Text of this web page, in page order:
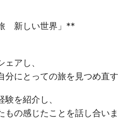
新しい世界」**
アし、
にとっての旅を見つめ直
を紹介し、
の感じたことを話し合いま